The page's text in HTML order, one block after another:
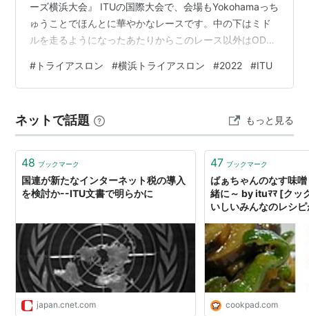
ーズ横浜大会』 ITUの国際大会で、会場もYokohamaっち
ゅうことでほんとに華やかなレースです。中の下はミド
ルを走るようになったあたりからこのレース以外はODは
るレースの一つです。 2022年はなんと記念すべき五回目
の出場という事で、初ODだった1回目当時はまだ1500m
長できたのかも含めて報告したいと思います。 地元開催
の豪華な大型レース！ コロナ禍終盤 今回は… スイム…
# トライアスロン #横浜トライアスロン #2022 #ITU
ネットで話題 もっと見る
48 ブックマーク
国連が新たなインターネット税の導入
を検討か--ITU文書で明らかに
japan.cnet.com
47 ブックマーク
ばぁちゃんのなす味
緒に～ by ituﾏﾏ [クッ
いしいみんなのレシ
cookpad.com